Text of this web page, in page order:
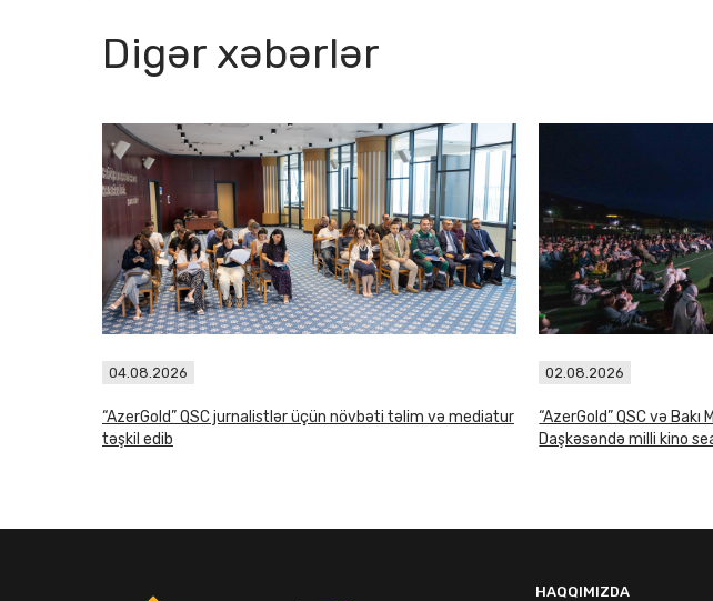
Digər xəbərlər
04.08.2026
“AzerGold” QSC jurnalistlər üçün növbəti təlim və mediatur
təşkil edib
02.08.2026
“AzerGold” QSC və Bakı
Daşkəsəndə milli kino
HAQQIMIZDA